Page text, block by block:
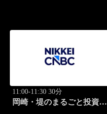
11:00-11:30 30分
岡崎・堤のまるごと投資道